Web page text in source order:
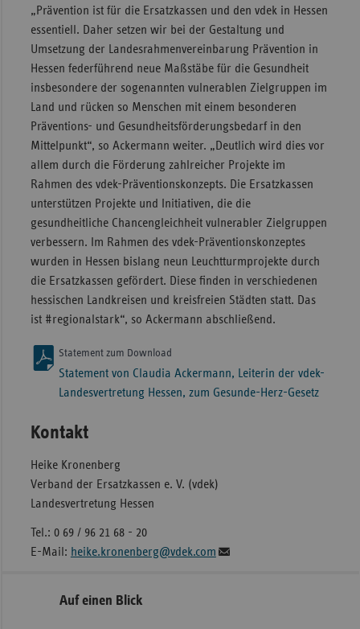
„Prävention ist für die Ersatzkassen und den vdek in Hessen
essentiell. Daher setzen wir bei der Gestaltung und
Umsetzung der Landesrahmenvereinbarung Prävention in
Hessen federführend neue Maßstäbe für die Gesundheit
insbesondere der sogenannten vulnerablen Zielgruppen im
Land und rücken so Menschen mit einem besonderen
Präventions- und Gesundheitsförderungsbedarf in den
Mittelpunkt“, so Ackermann weiter. „Deutlich wird dies vor
allem durch die Förderung zahlreicher Projekte im
Rahmen des vdek-Präventionskonzepts. Die Ersatzkassen
unterstützen Projekte und Initiativen, die die
gesundheitliche Chancengleichheit vulnerabler Zielgruppen
verbessern. Im Rahmen des vdek-Präventions­konzeptes
wurden in Hessen bislang neun Leuchtturmprojekte durch
die Ersatzkassen gefördert. Diese finden in verschiedenen
hessischen Landkreisen und kreisfreien Städten statt. Das
ist #regionalstark“, so Ackermann abschließend.
Statement zum Download
Statement von Claudia Ackermann, Leiterin der vdek-
Landesvertretung Hessen, zum Gesunde-Herz-Gesetz
Kontakt
Heike Kronenberg
Verband der Ersatzkassen e. V. (vdek)
Landesvertretung Hessen
Tel.: 0 69 / 96 21 68 - 20
E-Mail: heike.kronenberg@vdek.com
Seitennavigation
SeitenleisteAuf einen Blick